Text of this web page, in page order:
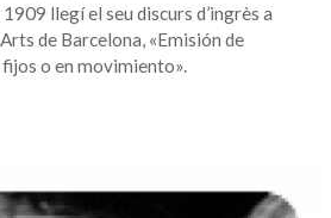
llegí el seu discurs d’ingrès a
de Barcelona, «Emisión de
o en movimiento».